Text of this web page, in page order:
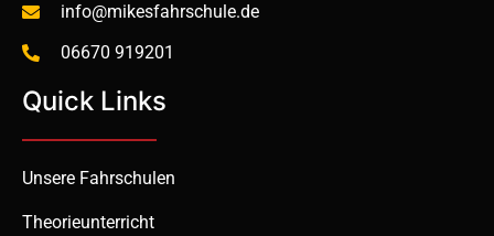
info@mikesfahrschule.de
06670 919201
Quick Links
Unsere Fahrschulen
Theorieunterricht